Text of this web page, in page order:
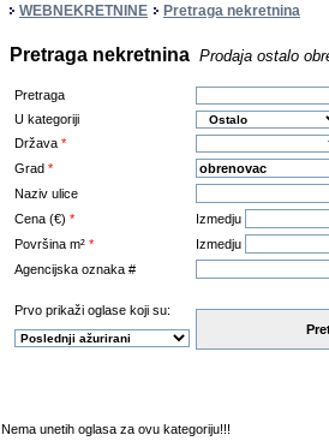
WEBNEKRETNINE Pretraga nekretnina
Pretraga nekretnina Prodaja ostalo
Pretraga
U kategoriji
Država *
Grad *
Naziv ulice
Cena (€) *
Izmedju
Površina m² *
Izmedju
Agencijska oznaka #
Prvo prikaži oglase koji su:
Nema unetih oglasa za ovu kategoriju!!!